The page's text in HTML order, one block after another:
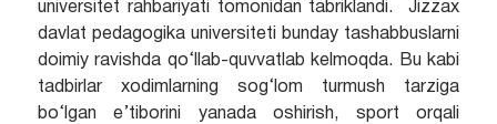
universitet rahbariyati tomonidan tabriklandi. Jizzax
davlat pedagogika universiteti bunday tashabbuslarni
doimiy ravishda qo‘llab-quvvatlab kelmoqda. Bu kabi
tadbirlar xodimlarning sog‘lom turmush tarziga
bo‘lgan e’tiborini yanada oshirish, sport orqali